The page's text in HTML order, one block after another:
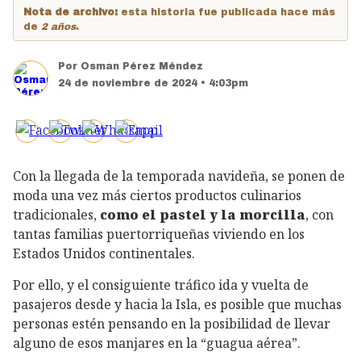
Nota de archivo: esta historia fue publicada hace más
de 2 años.
Por Osman Pérez Méndez
24 de noviembre de 2024 • 4:03pm
Con la llegada de la temporada navideña, se ponen de
moda una vez más ciertos productos culinarios
tradicionales, como el pastel y la morcilla, con
tantas familias puertorriqueñas viviendo en los
Estados Unidos continentales.
Por ello, y el consiguiente tráfico ida y vuelta de
pasajeros desde y hacia la Isla, es posible que muchas
personas estén pensando en la posibilidad de llevar
alguno de esos manjares en la “guagua aérea”.